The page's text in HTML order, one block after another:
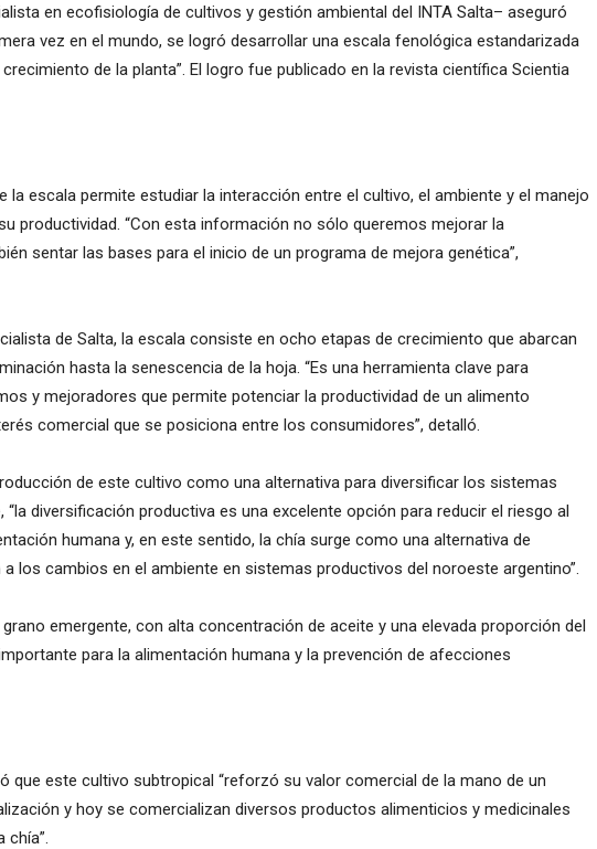
en ecofisiología de cultivos y gestión ambiental del INTA Salta– aseguró
vez en el mundo, se logró desarrollar una escala fenológica estandarizada
de la planta”. El logro fue publicado en la revista científica Scientia
la escala permite estudiar la interacción entre el cultivo, el ambiente y el manejo
productividad. “Con esta información no sólo queremos mejorar la
sentar las bases para el inicio de un programa de mejora genética”,
de Salta, la escala consiste en ocho etapas de crecimiento que abarcan
hasta la senescencia de la hoja. “Es una herramienta clave para
y mejoradores que permite potenciar la productividad de un alimento
comercial que se posiciona entre los consumidores”, detalló.
de este cultivo como una alternativa para diversificar los sistemas
“la diversificación productiva es una excelente opción para reducir el riesgo al
humana y, en este sentido, la chía surge como una alternativa de
los cambios en el ambiente en sistemas productivos del noroeste argentino”.
emergente, con alta concentración de aceite y una elevada proporción del
para la alimentación humana y la prevención de afecciones
que este cultivo subtropical “reforzó su valor comercial de la mano de un
y hoy se comercializan diversos productos alimenticios y medicinales
chía”.